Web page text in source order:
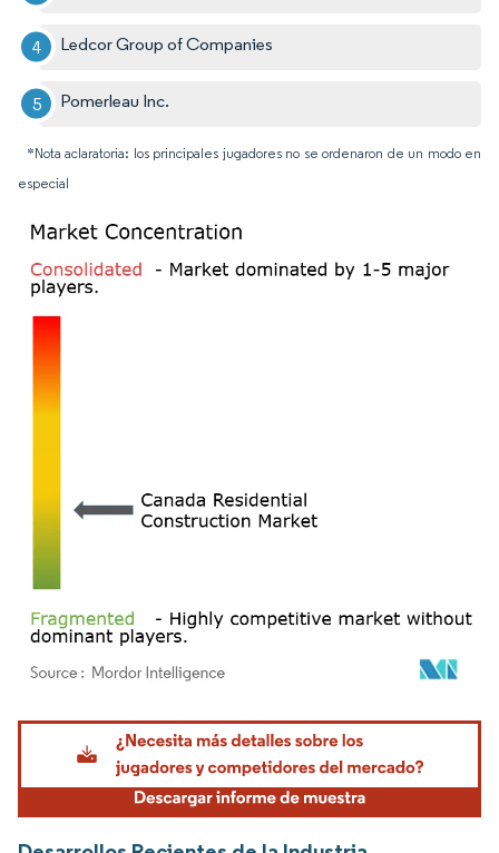
Ledcor Group of Companies
Pomerleau Inc.
*Nota aclaratoria: los principales jugadores no se ordenaron de un modo en
especial
Imagen © Mordor Intelligence. El uso requiere atribución según CC BY 4.0.